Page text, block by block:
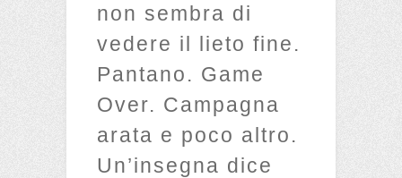
non sembra di
vedere il lieto fine.
Pantano. Game
Over. Campagna
arata e poco altro.
Un’insegna dice